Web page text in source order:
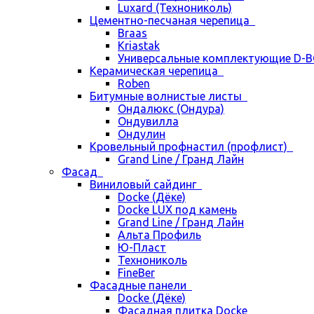
Luxard (Технониколь)
Цементно-песчаная черепица
Braas
Kriastak
Универсальные комплектующие D-
Керамическая черепица
Roben
Битумные волнистые листы
Ондалюкс (Ондура)
Ондувилла
Ондулин
Кровельный профнастил (профлист)
Grand Line / Гранд Лайн
Фасад
Виниловый сайдинг
Docke (Дёке)
Docke LUX под камень
Grand Line / Гранд Лайн
Альта Профиль
Ю-Пласт
Технониколь
FineBer
Фасадные панели
Docke (Дёке)
Фасадная плитка Docke